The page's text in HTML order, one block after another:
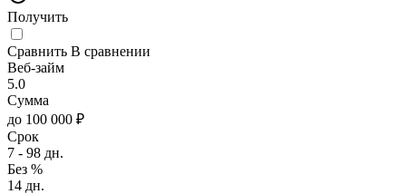
Получить
Сравнить В сравнении
Веб-займ
5.0
Сумма
до 100 000 ₽
Срок
7 - 98 дн.
Без %
14 дн.